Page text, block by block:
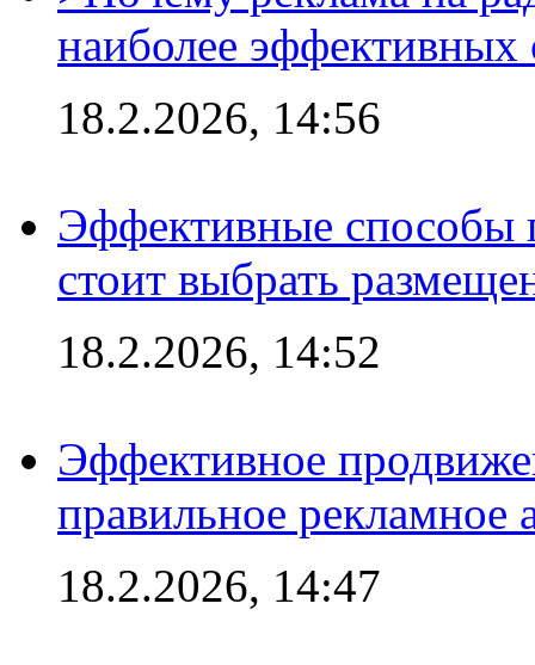
наиболее эффективных
18.2.2026, 14:56
Эффективные способы
стоит выбрать
18.2.2026, 14:52
Эффективное
правильное рекламное
18.2.2026, 14:47